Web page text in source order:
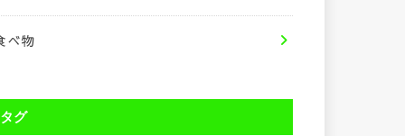
べ物
タグ